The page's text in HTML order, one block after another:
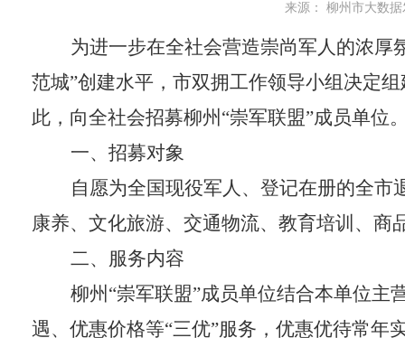
来源： 柳州市大数
为进一步在全社会营造崇尚军人的浓
范城”创建水平， 市双拥工作领导小组决定组
此，向全社会招募柳州 “崇军联盟”成员单位
一、招募对象
自愿为全国现役军人、 登记在册的全市
康养、文化旅游、交通物流、教育培训 、 商
二、服务内容
柳州 “崇军联盟”成员单位结合本单位主
遇、优惠价格等“三优”服务，优惠优待常年